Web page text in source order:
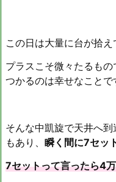
この日は大量に台が拾え
プラスこそ微々たるも
つかるのは幸せなこと
そんな中凱旋で天井へ
もあり、 瞬く間に7セッ
7セットって言ったら4